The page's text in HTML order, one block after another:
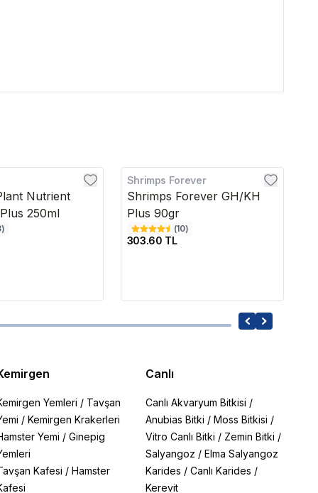
Nutrient
250ml
)
Shrimps Forever
Shrimps Forever GH/KH
Plus 90gr
(10)
303.60 TL
Yemleri / Tavşan
/ Kemirgen Krakerleri
Yemi / Ginepig
Kafesi / Hamster
Canlı
Canlı Akvaryum Bitkisi /
Anubias Bitki /Moss Bitkisi /
Vitro Canlı Bitki / Zemin Bitki /
Salyangoz /Elma Salyangoz
Karides /Canlı Karides /
Kerevit